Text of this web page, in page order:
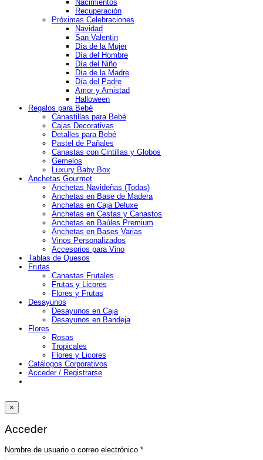
Nacimientos
Recuperación
Próximas Celebraciones
Navidad
San Valentin
Día de la Mujer
Día del Hombre
Día del Niño
Día de la Madre
Día del Padre
Amor y Amistad
Halloween
Regalos para Bebé
Canastillas para Bebé
Cajas Decorativas
Detalles para Bebé
Pastel de Pañales
Canastas con Cintillas y Globos
Gemelos
Luxury Baby Box
Anchetas Gourmet
Anchetas Navideñas (Todas)
Anchetas en Base de Madera
Anchetas en Caja Deluxe
Anchetas en Cestas y Canastos
Anchetas en Baúles Premium
Anchetas en Bases Varias
Vinos Personalizados
Accesorios para Vino
Tablas de Quesos
Frutas
Canastas Frutales
Frutas y Licores
Flores y Frutas
Desayunos
Desayunos en Caja
Desayunos en Bandeja
Flores
Rosas
Tropicales
Flores y Licores
Catálogos Corporativos
Acceder / Registrarse
×
Acceder
Nombre de usuario o correo electrónico *Obligatorio